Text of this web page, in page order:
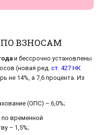
ВЗНОСАМ
и бессрочно установлены
(новая ред.ст. 427 НК
не 14%, а 7,6 процента. Из
(ОПС) – 6,0%;
по временной
– 1,5%;